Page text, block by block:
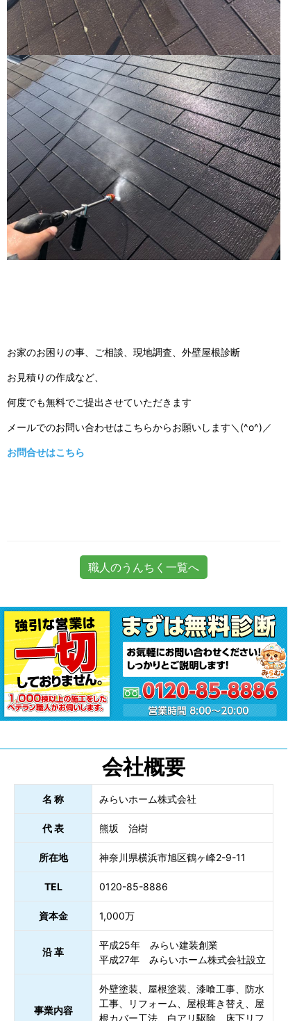
お家のお困りの事、ご相談、現地調査、外壁屋根診断
お見積りの作成など、
何度でも無料でご提出させていただきます
メールでのお問い合わせはこちらからお願いします＼(^o^)／
お問合せはこちら
職人のうんちく一覧へ
会社概要
名 称 みらいホーム株式会社
代 表 熊坂 治樹
所在地 神奈川県横浜市旭区鶴ヶ峰2-9-11
TEL 0120-85-8886
資本金 1,000万
沿 革
平成25年 みらい建装創業
平成27年 みらいホーム株式会社設立
事業内容
外壁塗装、屋根塗装、漆喰工事、防水
工事、リフォーム、屋根葺き替え、屋
根カバー工法、白アリ駆除、床下リフ